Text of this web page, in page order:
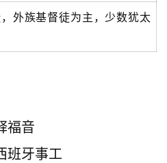
外族基督徒为主，少数犹太
福音
班牙事工